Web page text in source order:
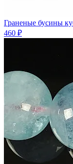
Граненые бусины
460 ₽